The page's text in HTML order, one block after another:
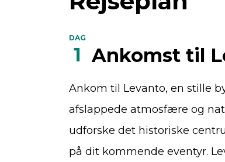
DAG
1 Ankomst til
Ankom til Levanto, en stille
afslappede atmosfære og
udforske det historiske
på dit kommende eventyr.